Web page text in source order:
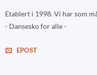
Etablert i 1998. Vi har som
- Dansesko for alle -
EPOST